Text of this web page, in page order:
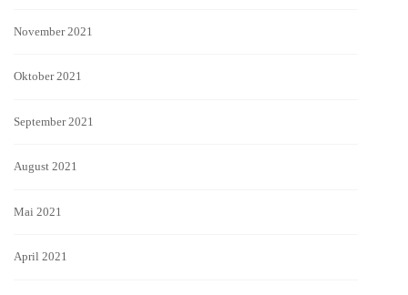
November 2021
Oktober 2021
September 2021
August 2021
Mai 2021
April 2021